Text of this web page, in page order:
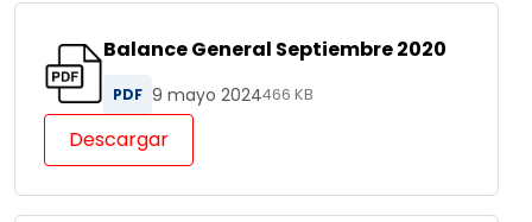
Balance General Septiembre 2020
PDF 9 mayo 2024466 KB
Descargar